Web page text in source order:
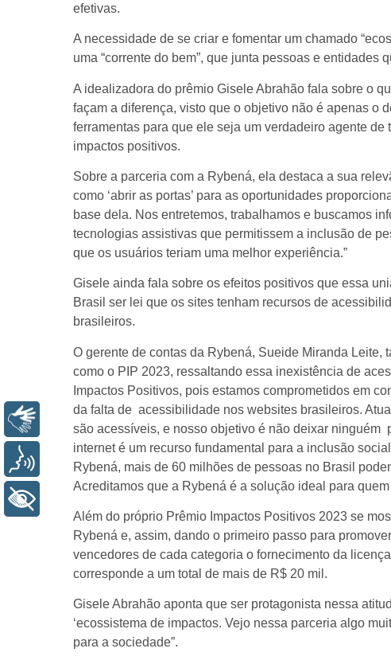
efetivas.
A necessidade de se criar e fomentar um chamado
uma “corrente do bem”, que junta pessoas e
A idealizadora do prêmio Gisele Abrahão fala sobre o
façam a diferença, visto que o objetivo não é apenas o
ferramentas para que ele seja um verdadeiro agente
impactos positivos.
Sobre a parceria com a Rybená, ela destaca a sua
como ‘abrir as portas’ para as oportunidades
base dela. Nos entretemos, trabalhamos e buscamos
tecnologias assistivas que permitissem a inclusão de
que os usuários teriam uma melhor experiência.”
Gisele ainda fala sobre os efeitos positivos que essa
Brasil ser lei que os sites tenham recursos de
brasileiros.
O gerente de contas da Rybená, Sueide Miranda
como o PIP 2023, ressaltando essa inexistência de
Impactos Positivos, pois estamos comprometidos em
da falta de acessibilidade nos websites brasileiros.
são acessíveis, e nosso objetivo é não deixar ninguém
internet é um recurso fundamental para a inclusão
Rybená, mais de 60 milhões de pessoas no Brasil
Acreditamos que a Rybená é a solução ideal para
Além do próprio Prêmio Impactos Positivos 2023 se
Rybená e, assim, dando o primeiro passo para
vencedores de cada categoria o fornecimento da
corresponde a um total de mais de R$ 20 mil.
Gisele Abrahão aponta que ser protagonista nessa
‘ecossistema de impactos. Vejo nessa parceria algo
para a sociedade”.
LIBRAS
VOZ